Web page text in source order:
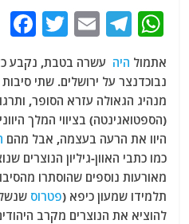
W
h
at
s
A
p
p
T
e
g
ra
m
E
ai
l
T
itt
er
אתמול היה עשרה בטבת, נקבע
נבוכדנצר על ירושלים. שתי
מנהיג הגאולה עזרא הסופר,
(הספטואגינטה) בציווי המלך
היוו את הרעה בעצמה, אבל מהם
כמו כתבי האוון-גיליון הנוצרים
מאורעות נוספים שהוסתרו
תלמידו שמעון כיפא (פטרוס
להוציא את הנוצרים מקרב